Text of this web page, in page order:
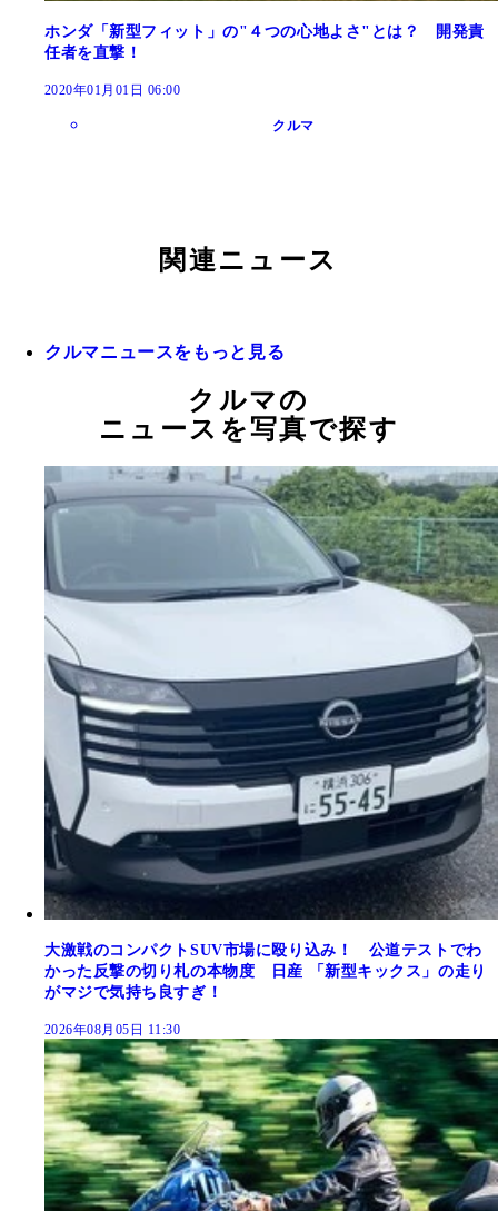
ホンダ「新型フィット」の"４つの心地よさ"とは？ 開発責
任者を直撃！
2020年01月01日 06:00
クルマ
関連ニュース
クルマニュースをもっと見る
クルマの
ニュースを写真で探す
大激戦のコンパクトSUV市場に殴り込み！ 公道テストでわ
かった反撃の切り札の本物度 日産 「新型キックス」の走り
がマジで気持ち良すぎ！
2026年08月05日 11:30